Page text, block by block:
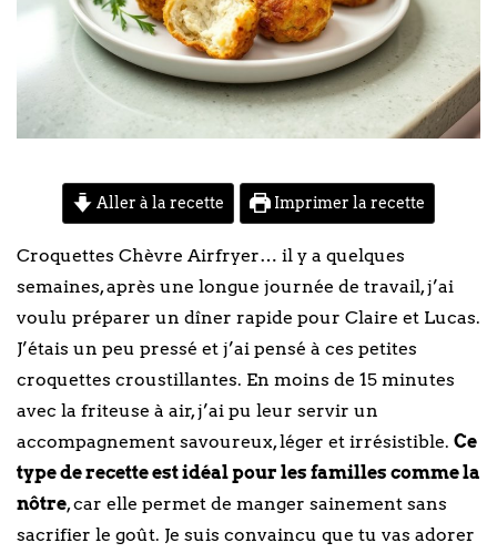
Aller à la recette Imprimer la recette
Croquettes Chèvre Airfryer… il y a quelques
semaines, après une longue journée de travail, j’ai
voulu préparer un dîner rapide pour Claire et Lucas.
J’étais un peu pressé et j’ai pensé à ces petites
croquettes croustillantes. En moins de 15 minutes
avec la friteuse à air, j’ai pu leur servir un
accompagnement savoureux, léger et irrésistible. Ce
type de recette est idéal pour les familles comme la
nôtre, car elle permet de manger sainement sans
sacrifier le goût. Je suis convaincu que tu vas adorer